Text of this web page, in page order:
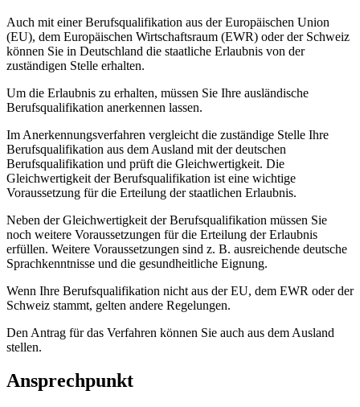
Auch mit einer Berufsqualifikation aus der Europäischen Union
(EU), dem Europäischen Wirtschaftsraum (EWR) oder der Schweiz
können Sie in Deutschland die staatliche Erlaubnis von der
zuständigen Stelle erhalten.
Um die Erlaubnis zu erhalten, müssen Sie Ihre ausländische
Berufsqualifikation anerkennen lassen.
Im Anerkennungsverfahren vergleicht die zuständige Stelle Ihre
Berufsqualifikation aus dem Ausland mit der deutschen
Berufsqualifikation und prüft die Gleichwertigkeit. Die
Gleichwertigkeit der Berufsqualifikation ist eine wichtige
Voraussetzung für die Erteilung der staatlichen Erlaubnis.
Neben der Gleichwertigkeit der Berufsqualifikation müssen Sie
noch weitere Voraussetzungen für die Erteilung der Erlaubnis
erfüllen. Weitere Voraussetzungen sind z. B. ausreichende deutsche
Sprachkenntnisse und die gesundheitliche Eignung.
Wenn Ihre Berufsqualifikation nicht aus der EU, dem EWR oder der
Schweiz stammt, gelten andere Regelungen.
Den Antrag für das Verfahren können Sie auch aus dem Ausland
stellen.
Ansprechpunkt